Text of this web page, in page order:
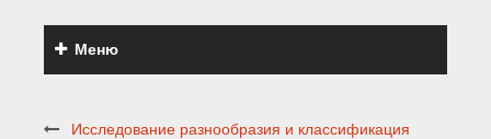
Меню
Исследование разнообразия и классификация